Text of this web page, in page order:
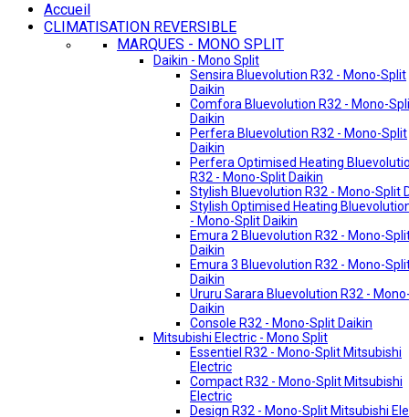
Accueil
CLIMATISATION REVERSIBLE
MARQUES - MONO SPLIT
Daikin - Mono Split
Sensira Bluevolution R32 - Mono-Split
Daikin
Comfora Bluevolution R32 - Mono-
Daikin
Perfera Bluevolution R32 - Mono-Split
Daikin
Perfera Optimised Heating
R32 - Mono-Split Daikin
Stylish Bluevolution R32 - Mono-Split
Stylish Optimised Heating
- Mono-Split Daikin
Emura 2 Bluevolution R32 - Mono-
Daikin
Emura 3 Bluevolution R32 - Mono-
Daikin
Ururu Sarara Bluevolution R32 -
Daikin
Console R32 - Mono-Split Daikin
Mitsubishi Electric - Mono Split
Essentiel R32 - Mono-Split Mitsubishi
Electric
Compact R32 - Mono-Split Mitsubishi
Electric
Design R32 - Mono-Split Mitsubishi